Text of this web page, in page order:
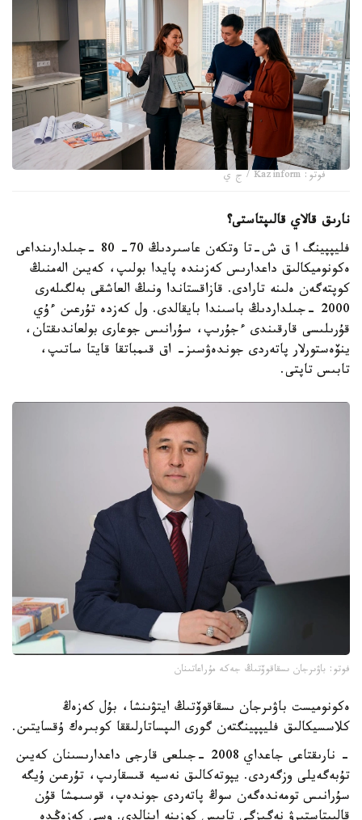
فوتو: Kazinform / ج ي
نارىق قالاي قالىپتاستى؟
فليپپينگ ا ق ش-تا وتكەن عاسىردىڭ 70- 80 -جىلدارىنداعى
ەكونوميكالىق داعدارىس كەزىندە پايدا بولىپ، كەيىن الەمنىڭ
كوپتەگەن ەلىنە تارادى. قازاقستاندا ونىڭ العاشقى بەلگىلەرى
2000 -جىلداردىڭ باسىندا بايقالدى. ول كەزدە تۇرعىن ءۇي
قۇرىلىسى قارقىندى ءجۇرىپ، سۇرانىس جوعارى بولعاندىقتان،
ينۆەستورلار پاتەردى جوندەۋسىز- اق قىمباتقا قايتا ساتىپ،
تابىس تاپتى.
فوتو: باۋىرجان ىسقاقوۆتىڭ جەكە مۇراعاتىنان
ەكونوميست باۋىرجان ىسقاقوۆتىڭ ايتۋىنشا، بۇل كەزەڭ
كلاسسيكالىق فليپپينگتەن گورى الىپساتارلىققا كوبىرەك ۇقسايتىن.
- نارىقتاعى جاعداي 2008 -جىلعى قارجى داعدارىسىنان كەيىن
تۇبەگەيلى وزگەردى. يپوتەكالىق نەسيە قىسقارىپ، تۇرعىن ۇيگە
سۇرانىس تومەندەگەن سوڭ پاتەردى جوندەپ، قوسىمشا قۇن